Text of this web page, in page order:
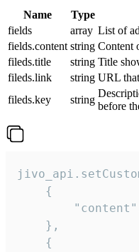
Name Type
fields
array List of
fields.content string Content
fileds.title
string Title
fileds.link
string URL
fileds.key
string
before
    {
    },
    {